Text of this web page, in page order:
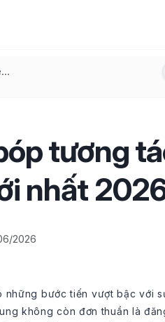
tương
nhất
2026
những bước tiến vượt bậc với
không còn đơn thuần là